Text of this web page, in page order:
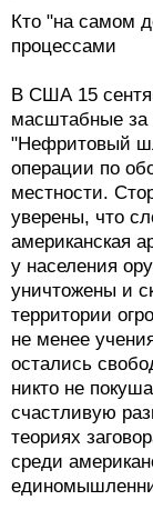
Кто "на самом
процессами
В США 15
масштабные за
"Нефритовый
операции по
местности.
уверены, что
американская
у населения
уничтожены и
территории
не менее
остались
никто не
счастливую
теориях
среди